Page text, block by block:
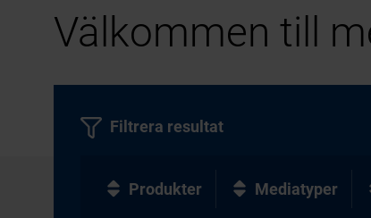
Välkommen till
Filtrera resultat
Produkter Mediatyper